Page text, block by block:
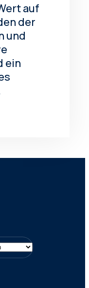
auf
der
und
ein